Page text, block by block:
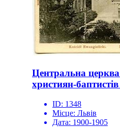
Центральна
християн-
ID: 1348
Місце: Львів
Дата: 1900-1905